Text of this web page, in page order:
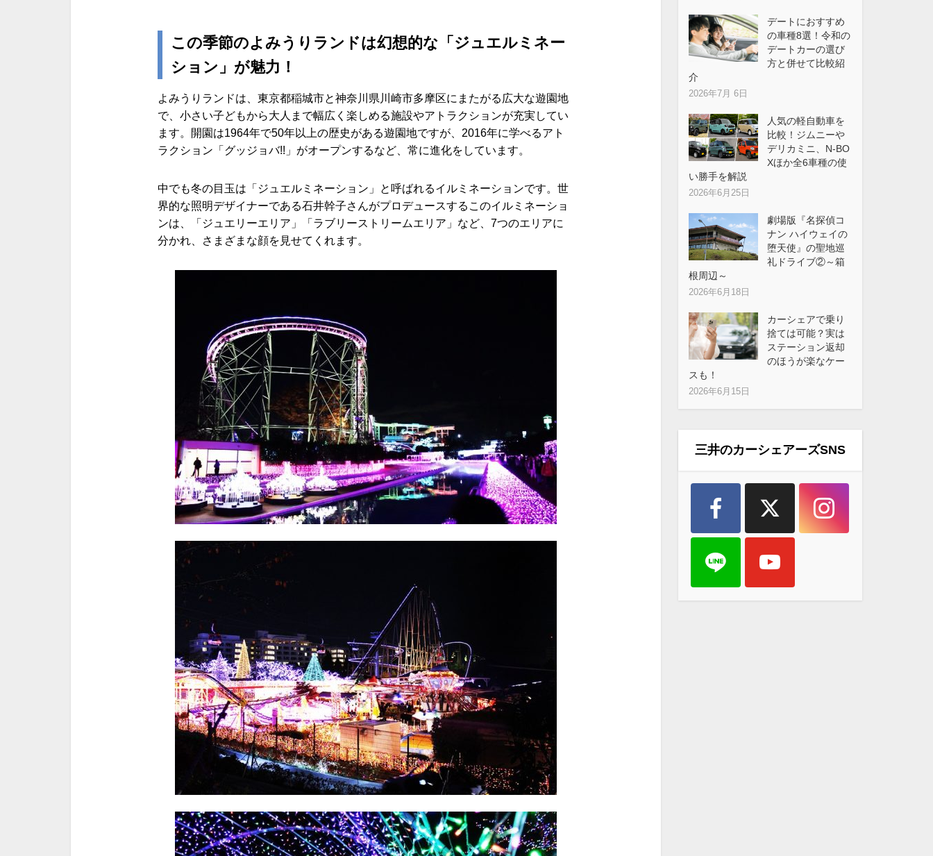
この季節のよみうりランドは幻想的な「ジュエルミネー
ション」が魅力！
よみうりランドは、東京都稲城市と神奈川県川崎市多摩区にまたがる広大な遊園地
で、小さい子どもから大人まで幅広く楽しめる施設やアトラクションが充実してい
ます。開園は1964年で50年以上の歴史がある遊園地ですが、2016年に学べるアト
ラクション「グッジョバ!!」がオープンするなど、常に進化をしています。
中でも冬の目玉は「ジュエルミネーション」と呼ばれるイルミネーションです。世
界的な照明デザイナーである石井幹子さんがプロデュースするこのイルミネーショ
ンは、「ジュエリーエリア」「ラブリーストリームエリア」など、7つのエリアに
分かれ、さまざまな顔を見せてくれます。
デートにおすすめ
の車種8選！令和の
デートカーの選び
方と併せて比較紹
介
2026年7月 6日
人気の軽自動車を
比較！ジムニーや
デリカミニ、N-BO
Xほか全6車種の使
い勝手を解説
2026年6月25日
劇場版『名探偵コ
ナン ハイウェイの
堕天使』の聖地巡
礼ドライブ②～箱
根周辺～
2026年6月18日
カーシェアで乗り
捨ては可能？実は
ステーション返却
のほうが楽なケー
スも！
2026年6月15日
三井のカーシェアーズSNS